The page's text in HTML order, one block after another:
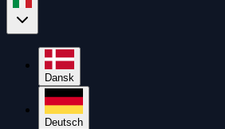
Dansk
Deutsch